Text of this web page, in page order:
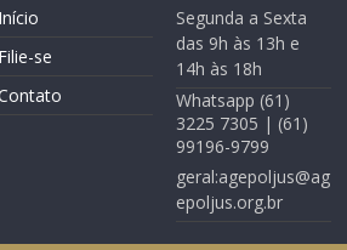
Início
Filie-se
Segunda a Sexta
das 9h às 13h e
14h às 18h
Whatsapp (61)
3225 7305 | (61)
99196-9799
geral:agepoljus@ag
epoljus.org.br